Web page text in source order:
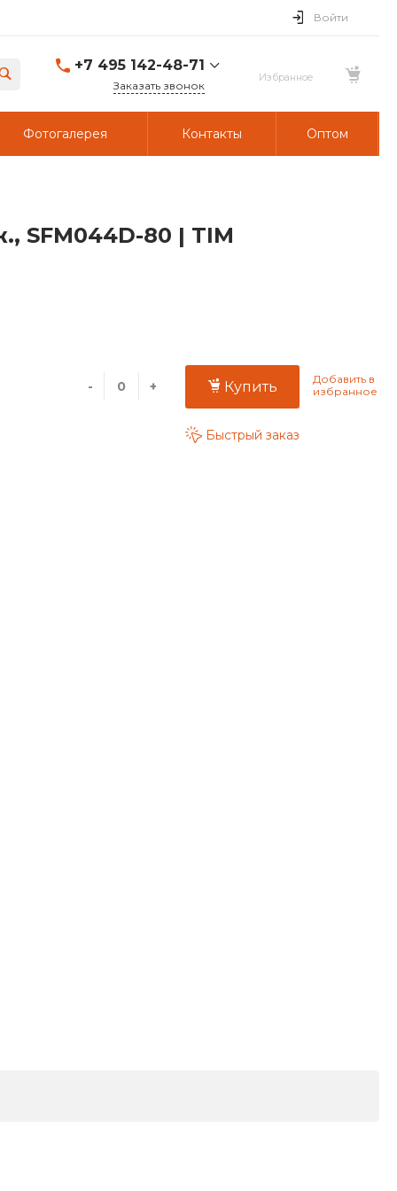
Войти
+7 495 142-48-71
Заказать звонок
Фотогалерея Контакты Оптом
SFM044D-80 | TIM
- + Купить
Быстрый заказ